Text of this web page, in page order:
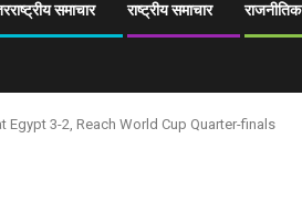
समाचार राष्ट्रीय समाचार राजनीतिक
3-2, Reach World Cup Quarter-finals